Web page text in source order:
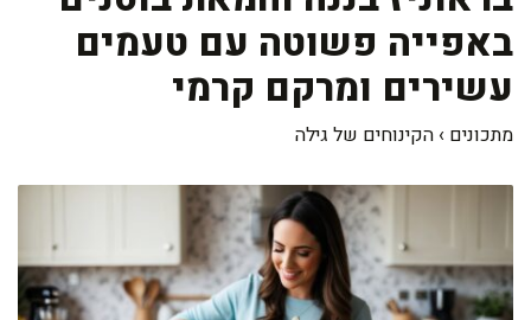
באפייה פשוטה עם טעמים
עשירים ומרקם קרמי
מתכונים › הקינוחים של גילה